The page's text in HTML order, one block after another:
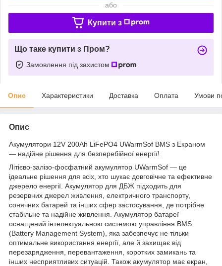
або
Купити з
Що таке купити з Пром?
Замовлення під захистом
Опис Характеристики Доставка Оплата Умови
Опис
Акумулятори 12V 200Ah LiFePO4 UWarmSof BMS з Екраном
— надійне рішення для безперебійної енергії!
Літієво-залізо-фосфатний акумулятор UWarmSof — це
ідеальне рішення для всіх, хто шукає довговічне та ефективне
джерело енергії. Акумулятор для ДБЖ підходить для
резервних джерел живлення, електричного транспорту,
сонячних батарей та інших сфер застосування, де потрібне
стабільне та надійне живлення. Акумулятор батареї
оснащений інтелектуальною системою управління BMS
(Battery Management System), яка забезпечує не тільки
оптимальне використання енергії, але й захищає від
перезарядження, перевантаження, коротких замикань та
інших несприятливих ситуацій. Також акумулятор має екран,